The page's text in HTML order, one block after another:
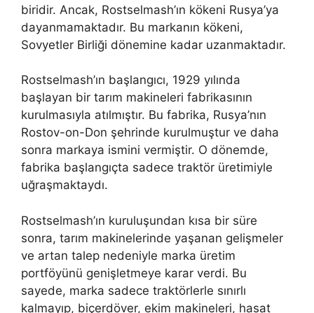
biridir. Ancak, Rostselmash’ın kökeni Rusya’ya
dayanmamaktadır. Bu markanın kökeni,
Sovyetler Birliği dönemine kadar uzanmaktadır.
Rostselmash’ın başlangıcı, 1929 yılında
başlayan bir tarım makineleri fabrikasının
kurulmasıyla atılmıştır. Bu fabrika, Rusya’nın
Rostov-on-Don şehrinde kurulmuştur ve daha
sonra markaya ismini vermiştir. O dönemde,
fabrika başlangıçta sadece traktör üretimiyle
uğraşmaktaydı.
Rostselmash’ın kuruluşundan kısa bir süre
sonra, tarım makinelerinde yaşanan gelişmeler
ve artan talep nedeniyle marka üretim
portföyünü genişletmeye karar verdi. Bu
sayede, marka sadece traktörlerle sınırlı
kalmayıp, biçerdöver, ekim makineleri, hasat